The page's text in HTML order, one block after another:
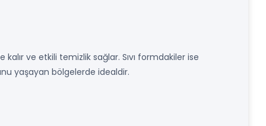
kalır ve etkili temizlik sağlar. Sıvı formdakiler ise
yaşayan bölgelerde idealdir.